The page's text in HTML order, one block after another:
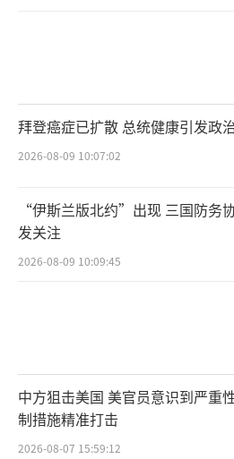
拜登癌症已扩散 总统健康引发政
2026-08-09 10:07:02
“伊斯兰版北约”出现 三国防务
发关注
2026-08-09 10:09:45
中方狙击美国 美官员意识到严重
制措施精准打击
2026-08-07 15:59:12